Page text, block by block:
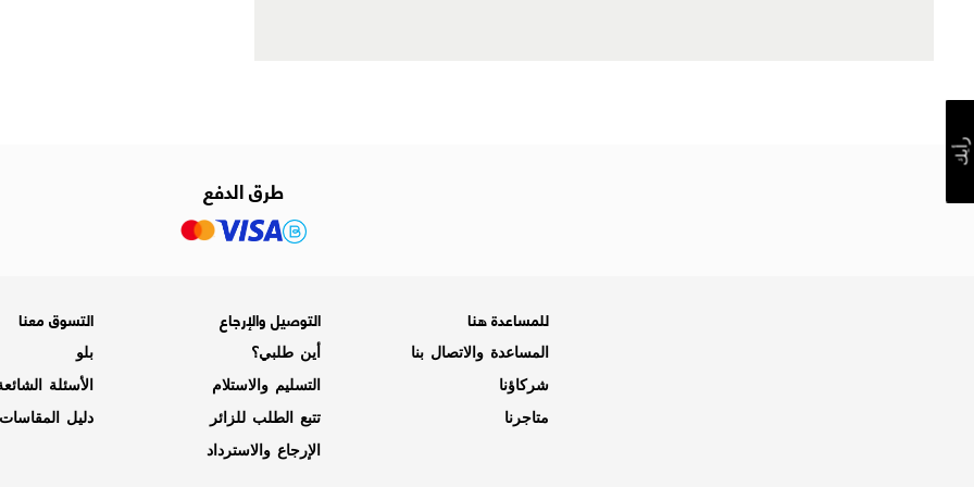
طرق الدفع
للمساعدة هنا
المساعدة والاتصال بنا
شركاؤنا
متاجرنا
التوصيل والإرجاع
أين طلبي؟
التسليم والاستلام
تتبع الطلب للزائر
الإرجاع والاسترداد
التسوق معنا
بلو
الأسئلة
دليل المقاسات
رأيك